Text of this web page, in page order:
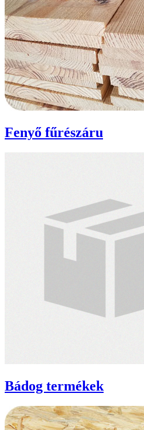
Fenyő fűrészáru
Bádog termékek